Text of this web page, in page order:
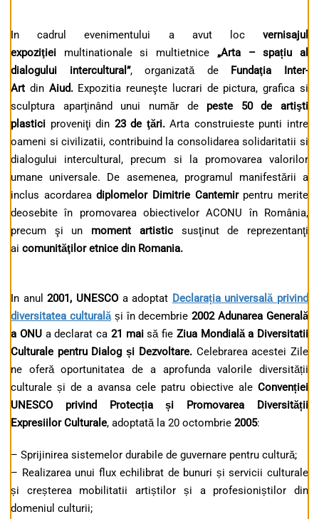
In cadrul evenimentului a avut loc vernisajul
expoziţiei multinationale si multietnice „Arta – spațiu al
dialogului intercultural”, organizată de Fundaţia Inter-
Art din Aiud.Expozitia reuneşte lucrari de pictura, grafica si
sculptura aparţinând unui număr de peste 50 de artişti
plastici proveniţi din 23 de ţări.Arta construieste punti intre
oameni si civilizatii, contribuind la consolidarea solidaritatii si
dialogului intercultural, precum si la promovarea valorilor
umane universale. De asemenea, programul manifestării a
inclus acordareadiplomelor Dimitrie Cantemirpentru merite
deosebite în promovarea obiectivelor ACONU în România,
precum şi un moment artisticsusţinut de reprezentanţi
ai comunităţilor etnice din Romania.
In anul2001, UNESCOa adoptat Declarația universală privind
diversitatea culturalăși în decembrie2002 Adunarea Generală
a ONUa declarat ca 21 maisă fie Ziua Mondială a Diversitatii
Culturale pentru Dialog și Dezvoltare.Celebrarea acestei Zile
ne oferă oportunitatea de a aprofunda valorile diversității
culturale și de a avansa cele patru obiective ale Convenției
UNESCO privind Protecția și Promovarea Diversității
Expresiilor Culturale, adoptată la 20 octombrie 2005:
– Sprijinirea sistemelor durabile de guvernare pentru cultură;
– Realizarea unui flux echilibrat de bunuri și servicii culturale
și creșterea mobilitatii artiștilor și a profesioniștilor din
domeniul culturii;